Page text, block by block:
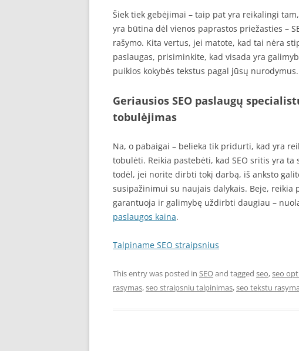
Šiek tiek gebėjimai – taip pat yra reikalingi
yra būtina dėl vienos paprastos priežasties –
rašymo. Kita vertus, jei matote, kad tai nėra
paslaugas, prisiminkite, kad visada yra
puikios kokybės tekstus pagal jūsų nurodymus.
Geriausios SEO paslaugų
tobulėjimas
Na, o pabaigai – belieka tik pridurti, kad yra
tobulėti. Reikia pastebėti, kad SEO sritis yra
todėl, jei norite dirbti tokį darbą, iš anksto
susipažinimui su naujais dalykais. Beje, reikia
garantuoja ir galimybę uždirbti daugiau –
paslaugos kaina.
Talpiname SEO straipsnius
This entry was posted in SEOand tagged seo,seo
rasymas,seo straipsniu talpinimas,seo tekstu